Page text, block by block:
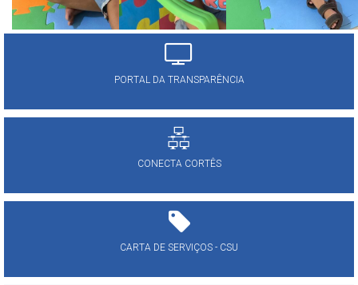
PORTAL DA TRANSPARÊNCIA
CONECTA CORTÊS
CARTA DE SERVIÇOS - CSU